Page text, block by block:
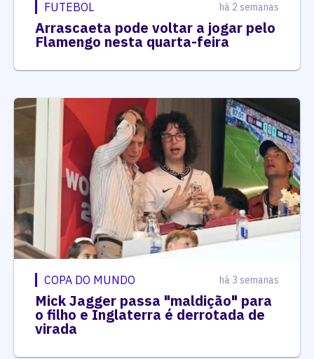
FUTEBOL há 2 semanas
Arrascaeta pode voltar a jogar pelo
Flamengo nesta quarta-feira
COPA DO MUNDO há 3 semanas
Mick Jagger passa "maldição" para
o filho e Inglaterra é derrotada de
virada